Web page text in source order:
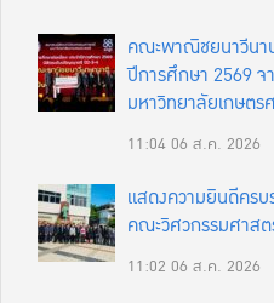
คณะพาณิชยนาวีนา
ปีการศึกษา 2569 จ
มหาวิทยาลัยเกษตร
11:0406 ส.ค. 2026
แสดงความยินดีคร
คณะวิศวกรรมศาส
11:02 06 ส.ค. 2026